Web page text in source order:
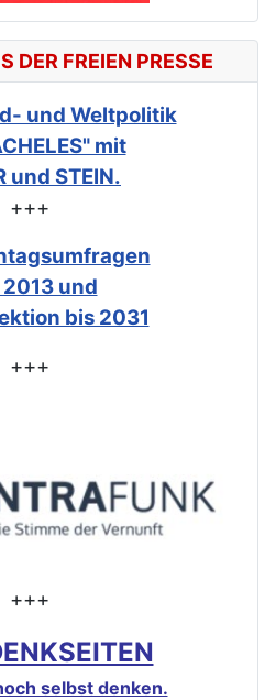
DER FREIEN PRESSE
und Weltpolitik
mit
und STEIN.
+++
und
bis 2031
+++
+++
selbst denken.